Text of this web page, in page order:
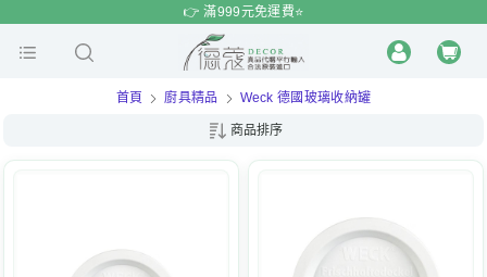
時 特賣
👉 滿999元免運費⭐️
首頁 廚具精品 Weck 德國玻璃收納罐
商品排序